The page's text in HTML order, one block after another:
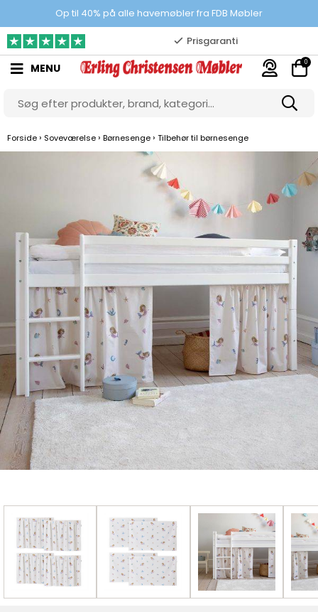
Op til 40% på alle havemøbler fra FDB Møbler
Prisgaranti
10.000 m2 showroom
Gratis & gode parkeringsforhold
MENU 0
Forside › Soveværelse › Børnesenge › Tilbehør til børnesenge